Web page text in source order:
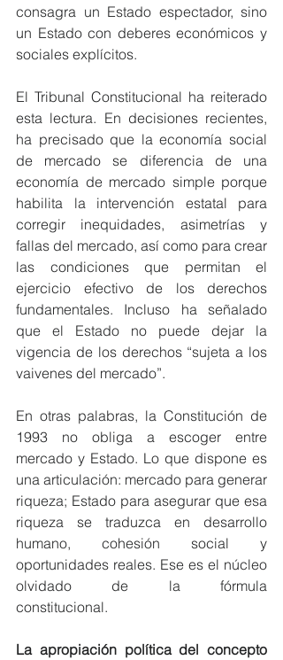
consagra un Estado espectador, sino
un Estado con deberes económicos y
sociales explícitos.
El Tribunal Constitucional ha reiterado
esta lectura. En decisiones recientes,
ha precisado que la economía social
de mercado se diferencia de una
economía de mercado simple porque
habilita la intervención estatal para
corregir inequidades, asimetrías y
fallas del mercado, así como para crear
las condiciones que permitan el
ejercicio efectivo de los derechos
fundamentales. Incluso ha señalado
que el Estado no puede dejar la
vigencia de los derechos “sujeta a los
vaivenes del mercado”.
En otras palabras, la Constitución de
1993 no obliga a escoger entre
mercado y Estado. Lo que dispone es
una articulación: mercado para generar
riqueza; Estado para asegurar que esa
riqueza se traduzca en desarrollo
humano, cohesión social y
oportunidades reales. Ese es el núcleo
olvidado de la fórmula
constitucional.
La apropiación política del concepto